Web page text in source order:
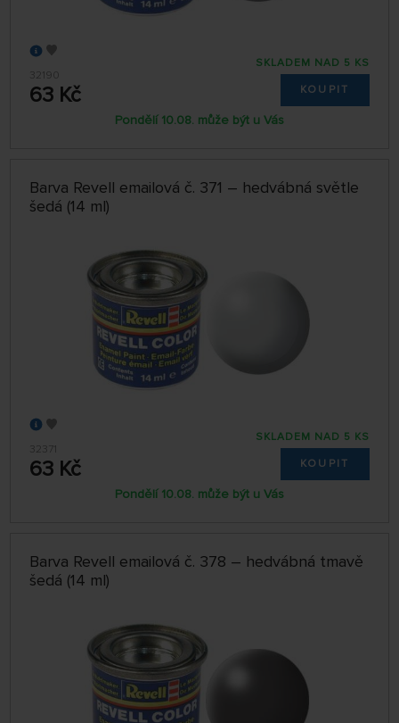
32190
63 Kč
SKLADEM NAD 5 KS
KOUPIT
Pondělí 10.08. může být u Vás
Barva Revell emailová č. 371 – hedvábná světle
šedá (14 ml)
32371
63 Kč
SKLADEM NAD 5 KS
KOUPIT
Pondělí 10.08. může být u Vás
Barva Revell emailová č. 378 – hedvábná tmavě
šedá (14 ml)